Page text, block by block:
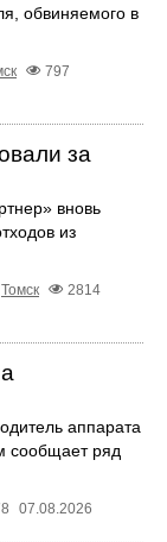
обвиняемого в
797
за
вновь
из
Томск
2814
аппарата
сообщает ряд
07.08.2026